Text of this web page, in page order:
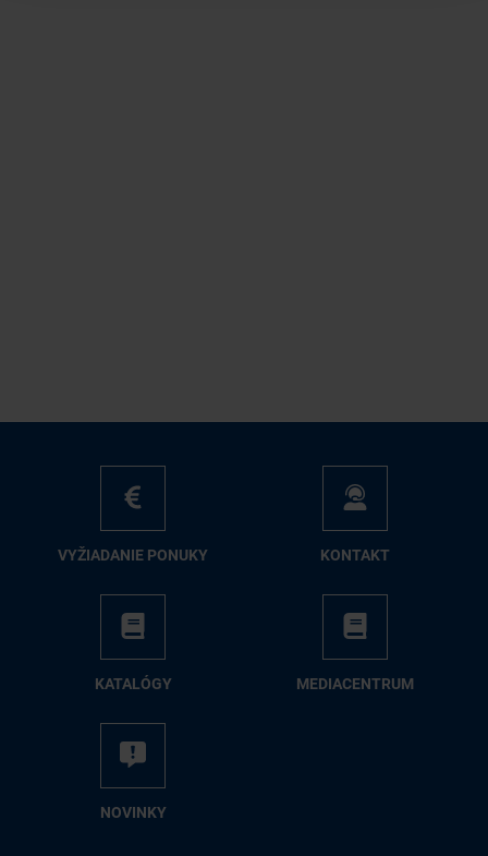
VY­ŽIA­DA­NIE PO­NU­KY KON­TAKT
KA­TA­LÓ­GY ME­DIA­CEN­TRUM
NO­VIN­KY